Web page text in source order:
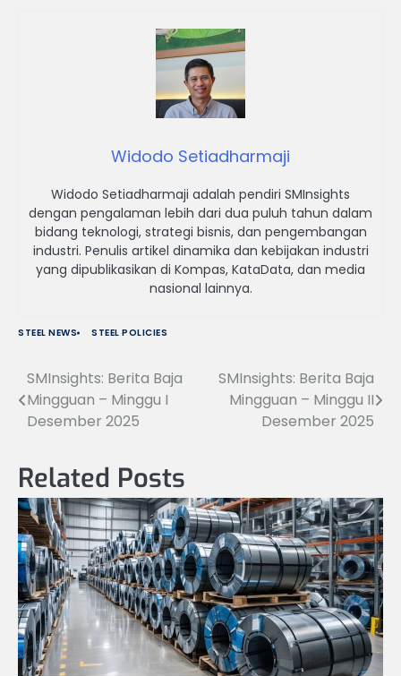
Widodo Setiadharmaji
Widodo Setiadharmaji adalah pendiri SMInsights
dengan pengalaman lebih dari dua puluh tahun dalam
bidang teknologi, strategi bisnis, dan pengembangan
industri. Penulis artikel dinamika dan kebijakan industri
yang dipublikasikan di Kompas, KataData, dan media
nasional lainnya.
STEEL NEWS STEEL POLICIES
Navigasi
pos
SMInsights: Berita Baja
Mingguan – Minggu I
Desember 2025
SMInsights: Berita Baja
Mingguan – Minggu II
Desember 2025
Related Posts